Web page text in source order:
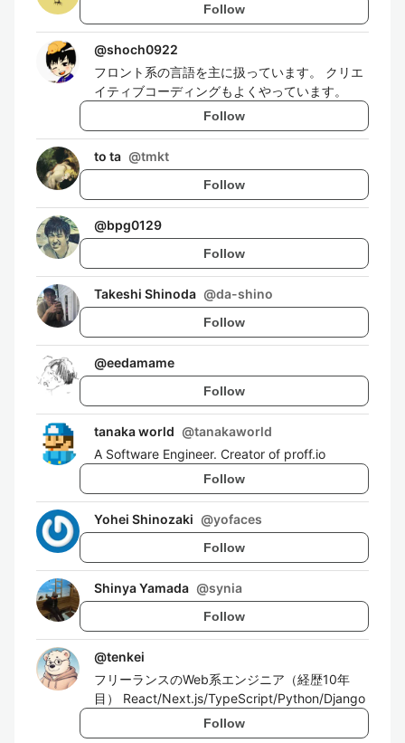
Follow
@shoch0922
フロント系の言語を主に扱っています。 クリエ
イティブコーディングもよくやっています。
Follow
to ta @tmkt
Follow
@bpg0129
Follow
Takeshi Shinoda @da-shino
Follow
@eedamame
Follow
tanaka world @tanakaworld
A Software Engineer. Creator of proff.io
Follow
Yohei Shinozaki @yofaces
Follow
Shinya Yamada @synia
Follow
@tenkei
フリーランスのWeb系エンジニア（経歴10年
目） React/Next.js/TypeScript/Python/Django
Follow